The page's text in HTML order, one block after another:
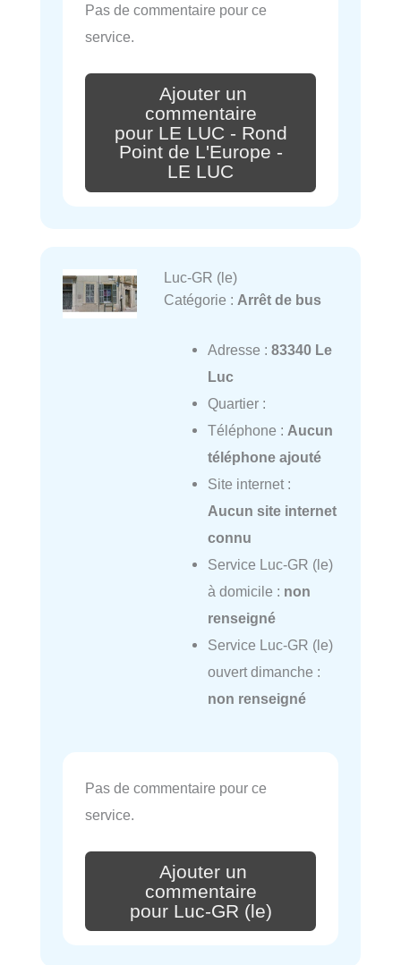
Pas de commentaire pour ce
service.
Ajouter un
commentaire
pour LE LUC - Rond
Point de L'Europe -
LE LUC
Luc-GR (le)
Catégorie : Arrêt de bus
Adresse : 83340 Le
Luc
Quartier :
Téléphone : Aucun
téléphone ajouté
Site internet :
Aucun site internet
connu
Service Luc-GR (le)
à domicile : non
renseigné
Service Luc-GR (le)
ouvert dimanche :
non renseigné
Pas de commentaire pour ce
service.
Ajouter un
commentaire
pour Luc-GR (le)